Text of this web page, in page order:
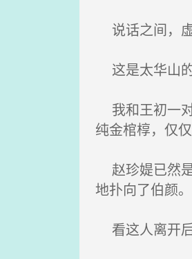
说话之间，
这是太华山
我和王初一
纯金棺椁，仅
赵珍媞已然
地扑向了伯颜。
看这人离开